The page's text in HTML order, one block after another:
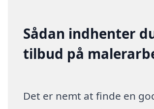
Sådan indhenter
tilbud på
Det er nemt at finde en